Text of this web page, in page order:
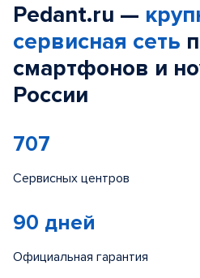
Pedant.ru —
сервисная сеть
смартфонов и
России
707
Сервисных центров
90 дней
Официальная гарантия